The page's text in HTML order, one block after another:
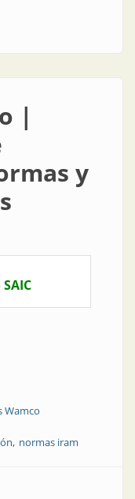
y su compromiso con el
|
y
Wamco
normas iram
de emergencia: